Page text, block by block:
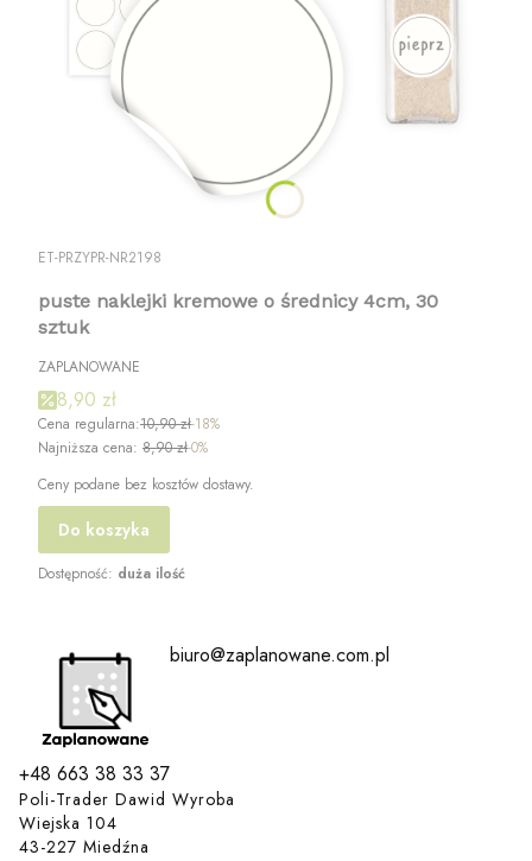
ET-PRZYPR-NR2198
puste naklejki kremowe o średnicy 4cm, 30
sztuk
ZAPLANOWANE
8,90 zł
Cena regularna:10,90 zł-18%
Najniższa cena: 8,90 zł-0%
Ceny podane bez kosztów dostawy.
Do koszyka
Dostępność: duża ilość
+48 663 38 33 37
biuro@zaplanowane.com.pl
Poli-Trader Dawid Wyroba
Wiejska 104
43-227 Miedźna